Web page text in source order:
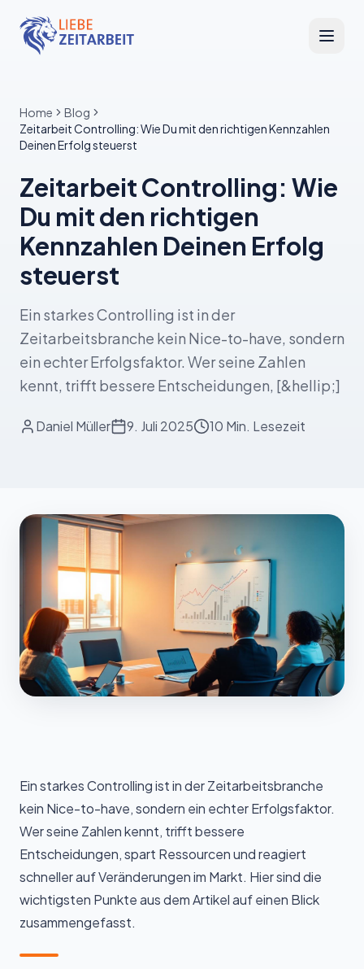
Home
Blog
Zeitarbeit Controlling: Wie Du mit den richtigen Kennzahlen
Deinen Erfolg steuerst
Zeitarbeit Controlling: Wie
Du mit den richtigen
Kennzahlen Deinen Erfolg
steuerst
Ein starkes Controlling ist in der
Zeitarbeitsbranche kein Nice-to-have, sondern
ein echter Erfolgsfaktor. Wer seine Zahlen
kennt, trifft bessere Entscheidungen, [&hellip;]
Daniel Müller 9. Juli 2025 10 Min. Lesezeit
Ein starkes Controlling ist in der Zeitarbeitsbranche
kein Nice-to-have, sondern ein echter Erfolgsfaktor.
Wer seine Zahlen kennt, trifft bessere
Entscheidungen, spart Ressourcen und reagiert
schneller auf Veränderungen im Markt. Hier sind die
wichtigsten Punkte aus dem Artikel auf einen Blick
zusammengefasst.